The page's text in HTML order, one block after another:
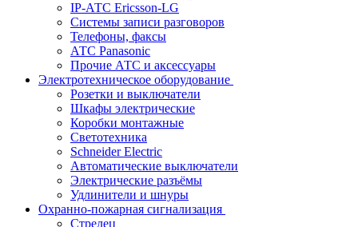
IP-АТС Ericsson-LG
Системы записи разговоров
Телефоны, факсы
АТС Panasonic
Прочие АТС и аксессуары
Электротехническое оборудование
Розетки и выключатели
Шкафы электрические
Коробки монтажные
Светотехника
Schneider Electric
Автоматические выключатели
Электрические разъёмы
Удлинители и шнуры
Охранно-пожарная сигнализация
Стрелец